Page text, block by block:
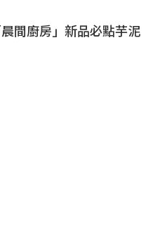
間廚房」新品必點芋泥